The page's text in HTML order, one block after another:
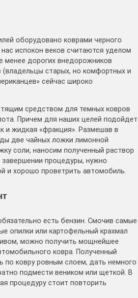
оборудовано коврами черного
испокон веков считаются уделом
менее дорогих внедорожников
(владельцы старых, но комфортных и
сейчас широко
средством для темных ковров
Причем для наших целей подойдет
и жидкая «фракция». Размешав в
две чайных ложки лимонной
соли, наносим полученный раствор
процедуры, нужно
и хорошо проветрить автомобиль.
есть бензин. Смочив самые
опилки или картофельный крахмал
можно получить мощнейшее
ковра. Полученный
по ковру ровным слоем, дать немного
подмести веником или щеткой. В
процедуру стоит повторить